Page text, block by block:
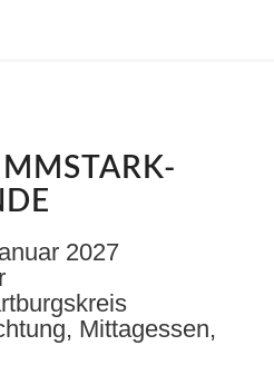
2027
Mittagessen,